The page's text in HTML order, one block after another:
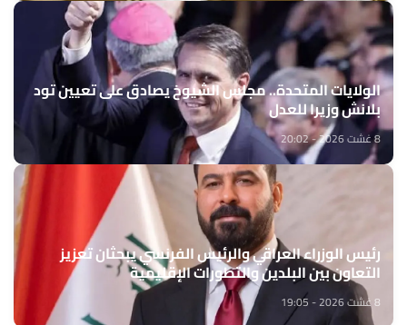
الولايات المتحدة.. مجلس الشيوخ يصادق على تعيين تود
بلانش وزيرا للعدل
8 غشت 2026 - 20:02
رئيس الوزراء العراقي والرئيس الفرنسي يبحثان تعزيز
التعاون بين البلدين والتطورات الإقليمية
8 غشت 2026 - 19:05